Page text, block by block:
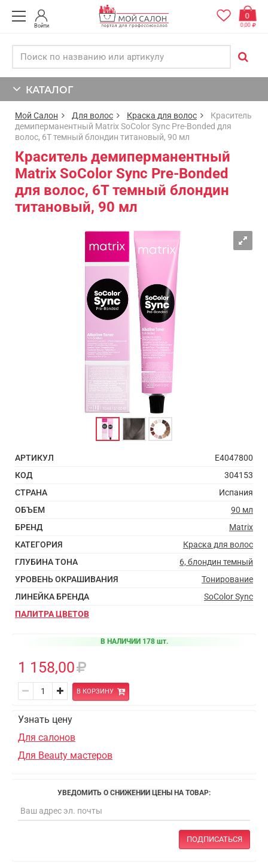
Войти
0
0,00
КАТАЛОГ
Мой Салон Для волос Краска для волос
Краситель
демиперманентный Matrix SoColor Sync Pre-Bonded для
волос, 6T темный блондин титановый, 90 мл
Краситель демиперманентный
Matrix SoColor Sync Pre-Bonded
для волос, 6T темный блондин
титановый, 90 мл
АРТИКУЛ
E4047800
КОД
304153
СТРАНА
Испания
ОБЪЕМ
90 мл
БРЕНД
Matrix
КАТЕГОРИЯ
Краска для волос
ГЛУБИНА ТОНА
6, блондин темный
УРОВЕНЬ ОКРАШИВАНИЯ
Тонирование
ЛИНЕЙКА БРЕНДА
SoColor Sync
ПАЛИТРА ЦВЕТОВ
В НАЛИЧИИ 178 шт.
1 158,00
В КОРЗИНУ
Узнать цену
Для салонов
Для Beauty мастеров
УВЕДОМИТЬ О СНИЖЕНИИ ЦЕНЫ НА ТОВАР:
ПОДПИСАТЬСЯ